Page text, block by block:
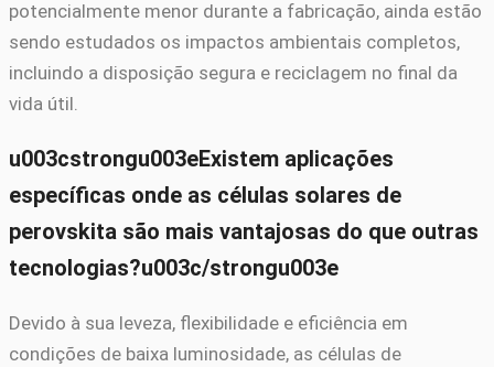
potencialmente menor durante a fabricação, ainda estão
sendo estudados os impactos ambientais completos,
incluindo a disposição segura e reciclagem no final da
vida útil.
u003cstrongu003eExistem aplicações
específicas onde as células solares de
perovskita são mais vantajosas do que outras
tecnologias?u003c/strongu003e
Devido à sua leveza, flexibilidade e eficiência em
condições de baixa luminosidade, as células de